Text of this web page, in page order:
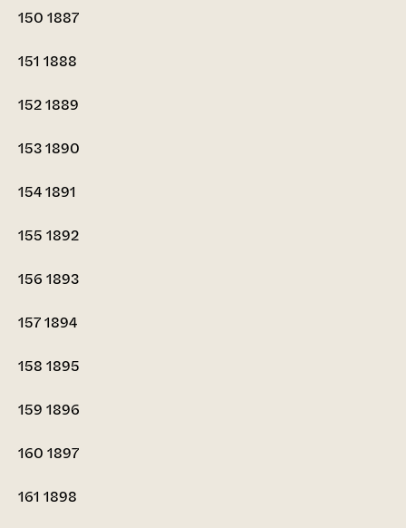
150 1887
151 1888
1521889
1531890
1541891
155 1892
156 1893
1571894
158 1895
159 1896
160 1897
161 1898